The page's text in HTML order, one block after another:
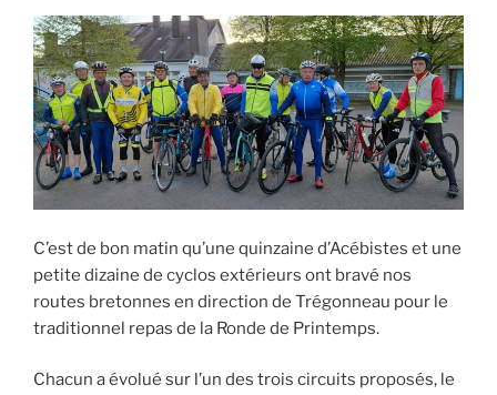
C’est de bon matin qu’une quinzaine d’Acébistes et une
petite dizaine de cyclos extérieurs ont bravé nos
routes bretonnes en direction de Trégonneau pour le
traditionnel repas de la Ronde de Printemps.
Chacun a évolué sur l’un des trois circuits proposés, le